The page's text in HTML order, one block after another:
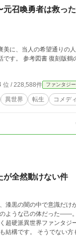
元召喚勇者は救っ
に、当人の希望通りの
メディ要素あり、ほのぼの
位 / 228,588件 ファンタジー
異世界 転生 コメデ
が全然動けない件
漆黒の闇の中で意識だけ
ような己の体だった――
ー。 詳細は本編にて。 [注意事項] 暗所恐怖症及び閉所恐怖症の方
結構です。 そうでない方